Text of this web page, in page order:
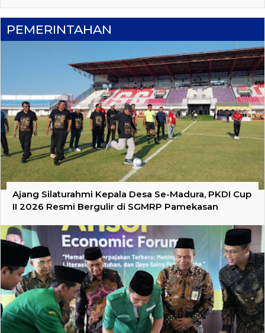
PEMERINTAHAN
Ajang Silaturahmi Kepala Desa Se-Madura, PKDI Cup
II 2026 Resmi Bergulir di SGMRP Pamekasan